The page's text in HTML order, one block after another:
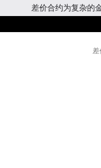
差价合约为复杂的
差